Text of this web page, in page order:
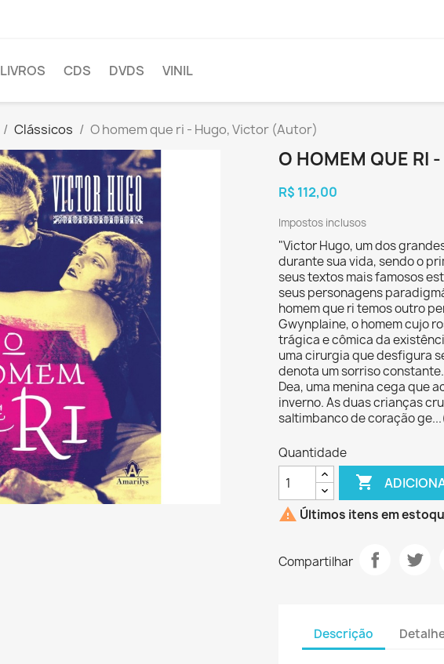
LIVROS CDS DVDS VINIL
Clássicos O homem que ri - Hugo, Victor (Autor)
O HOMEM QUE RI
R$ 112,00
Impostos inclusos
"Victor Hugo, um dos
durante sua vida, sendo o
seus textos mais famosos
seus personagens
homem que ri temos outro
Gwynplaine, o homem cujo
trágica e cômica da
uma cirurgia que desfigura
denota um sorriso
Dea, uma menina cega que
inverno. As duas crianças
saltimbanco de coração
Quantidade

 Últimos itens em
Compartilhar
Descrição